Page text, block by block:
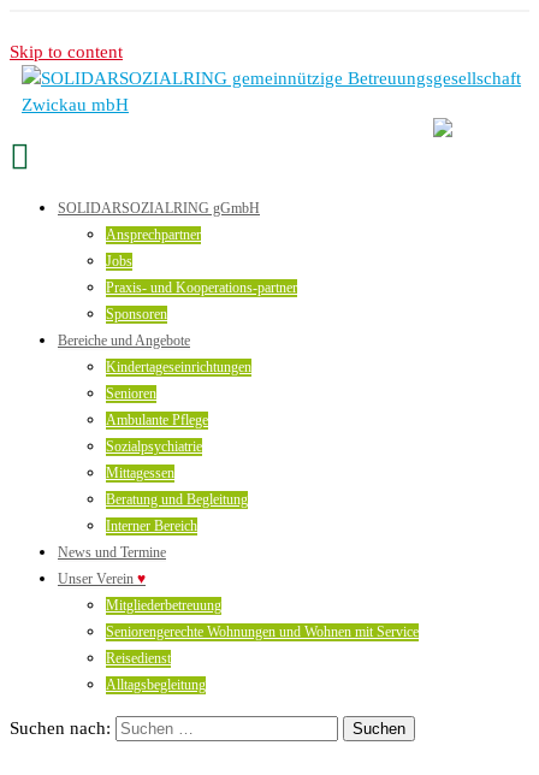
Skip to content
SOLIDARSOZIALRING gGmbH
Ansprechpartner
Jobs
Praxis- und Kooperations-partner
Sponsoren
Bereiche und Angebote
Kindertageseinrichtungen
Senioren
Ambulante Pflege
Sozialpsychiatrie
Mittagessen
Beratung und Begleitung
Interner Bereich
News und Termine
Unser Verein ♥
Mitgliederbetreuung
Seniorengerechte Wohnungen und Wohnen mit Service
Reisedienst
Alltagsbegleitung
Suchen nach: